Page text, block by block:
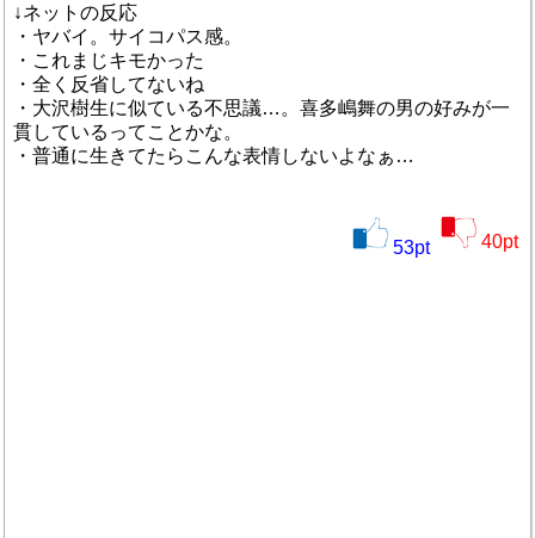
↓ネットの反応
・ヤバイ。サイコパス感。
・これまじキモかった
・全く反省してないね
・大沢樹生に似ている不思議…。喜多嶋舞の男の好みが一
貫しているってことかな。
・普通に生きてたらこんな表情しないよなぁ…
53pt 40pt